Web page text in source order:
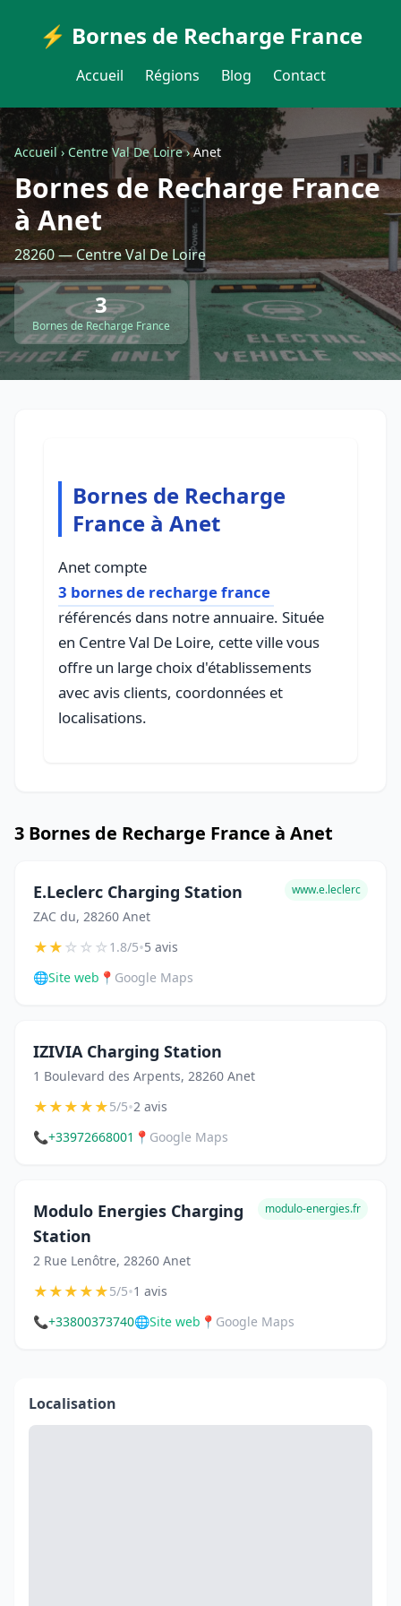
⚡ Bornes de Recharge France
Accueil Régions Blog Contact
Accueil›Centre Val De Loire›Anet
Bornes de Recharge France
à Anet
28260 — Centre Val De Loire
3
Bornes de Recharge France
Bornes de Recharge
France à Anet
Anet compte
3 bornes de recharge france
référencés dans notre annuaire. Située
en Centre Val De Loire, cette ville vous
offre un large choix d'établissements
avec avis clients, coordonnées et
localisations.
3 Bornes de Recharge France à Anet
E.Leclerc Charging Station
ZAC du, 28260 Anet
www.e.leclerc
★★☆☆☆1.8/5•5 avis
🌐Site web 📍 Google Maps
IZIVIA Charging Station
1 Boulevard des Arpents, 28260 Anet
★★★★★5/5•2 avis
📞+33972668001 📍 Google Maps
Modulo Energies Charging
Station
2 Rue Lenôtre, 28260 Anet
modulo-energies.fr
★★★★★5/5•1 avis
📞+33800373740🌐Site web 📍 Google Maps
Localisation